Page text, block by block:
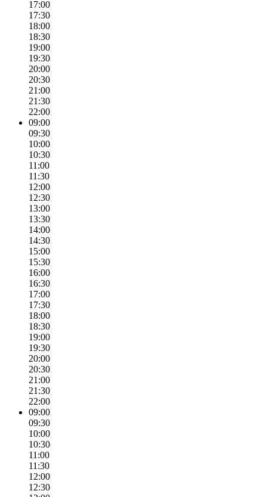
17:00
17:30
18:00
18:30
19:00
19:30
20:00
20:30
21:00
21:30
22:00
09:00
09:30
10:00
10:30
11:00
11:30
12:00
12:30
13:00
13:30
14:00
14:30
15:00
15:30
16:00
16:30
17:00
17:30
18:00
18:30
19:00
19:30
20:00
20:30
21:00
21:30
22:00
09:00
09:30
10:00
10:30
11:00
11:30
12:00
12:30